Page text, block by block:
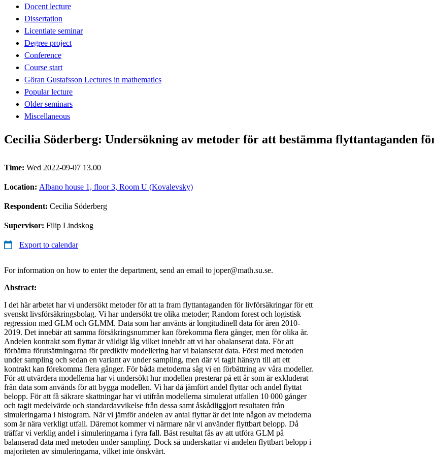
Docent lecture
Dissertation
Licentiate seminar
Degree project
Conference
Course start
Göran Gustafsson Lectures in mathematics
Popular lecture
Older seminars
Miscellaneous
Cecilia Söderberg: Undersökning av metoder för att bestämma flyttantaganden
Time: Wed 2022-09-07 13.00
Location: Albano house 1, floor 3, Room U (Kovalevsky)
Respondent: Cecilia Söderberg
Supervisor: Filip Lindskog
Export to calendar
For information on how to enter the department, send an email to joper@math.su.se.
Abstract:
I det här arbetet har vi undersökt metoder för att ta fram flyttantaganden för livförsäkringar för ett
svenskt livsförsäkringsbolag. Vi har undersökt tre olika metoder; Random forest och logistisk
regression med GLM och GLMM. Data som har använts är longitudinell data för åren 2010-
2019. Det innebär att samma försäkringsnummer kan förekomma flera gånger, men för olika år.
Andelen kontrakt som flyttar är väldigt låg vilket innebär att vi har obalanserat data. För att
förbättra förutsättningarna för prediktiv modellering har vi balanserat data. Först med metoden
under sampling och sedan en variant av under sampling, men där vi tagit hänsyn till att ett
kontrakt kan förekomma flera gånger. För båda metoderna såg vi en förbättring av våra modeller.
För att utvärdera modellerna har vi undersökt hur modellen presterar på ett år som är exkluderat
från data som används för att bygga modellen. Vi har då jämfört andel flyttar och andel flyttat
belopp. För att få säkrare skattningar har vi utifrån modellerna simulerat utfallen 10 000 gånger
och tagit medelvärde och standardavvikelse från dessa samt åskådliggjort resultaten från
simuleringarna i histogram. När vi jämför andelen av antal flyttar är det inte någon av metoderna
som är nära verkligt utfall. Däremot kommer vi närmare när vi använder flyttbart belopp. Då
träffar vi verklig andel i simuleringarna i fyra fall. Bäst resultat fås av att utföra GLM på
balanserad data med metoden under sampling. Dock så underskattar vi andelen flyttbart belopp i
majoriteten av simuleringarna, vilket inte önskvärt.